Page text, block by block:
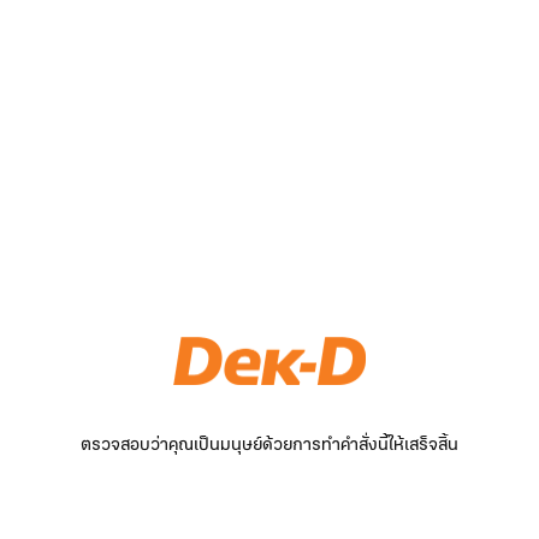
ตรวจสอบว่าคุณเป็นมนุษย์ด้วยการทำคำสั่งนี้ให้เสร็จสิ้น